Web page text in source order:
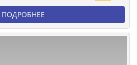
ПОДРОБНЕЕ